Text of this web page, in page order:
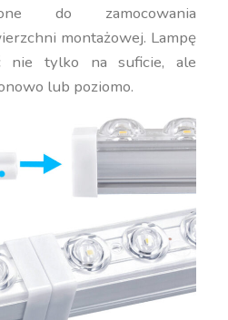
do zamocowania
montażowej. Lampę
nie tylko na suficie, ale
lub poziomo.